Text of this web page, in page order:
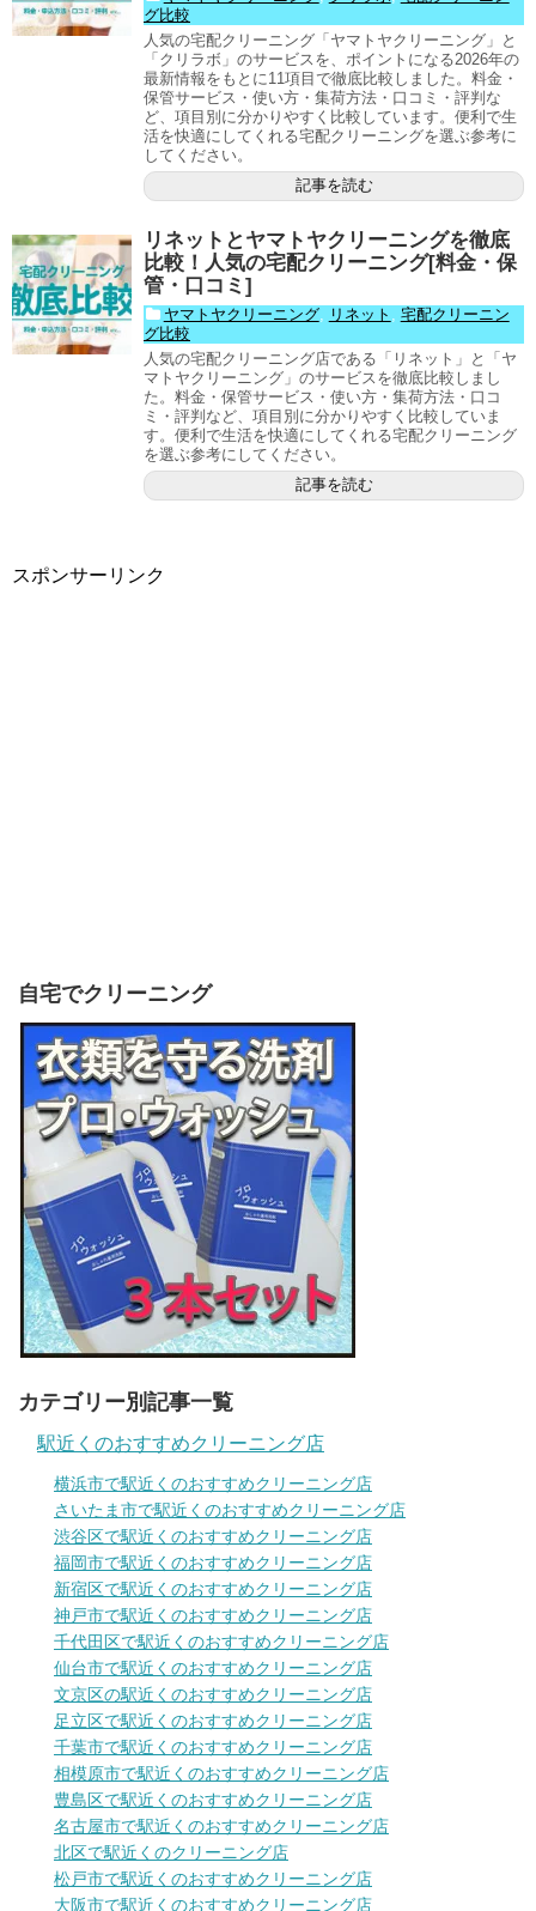
グ比較
人気の宅配クリーニング「ヤマトヤクリーニング」と
「クリラボ」のサービスを、ポイントになる2026年の
最新情報をもとに11項目で徹底比較しました。料金・
保管サービス・使い方・集荷方法・口コミ・評判な
ど、項目別に分かりやすく比較しています。便利で生
活を快適にしてくれる宅配クリーニングを選ぶ参考に
してください。
記事を読む
リネットとヤマトヤクリーニングを徹底
比較！人気の宅配クリーニング[料金・保
管・口コミ]
ヤマトヤクリーニング, リネット , 宅配クリーニン
グ比較
人気の宅配クリーニング店である「リネット」と「ヤ
マトヤクリーニング」のサービスを徹底比較しまし
た。料金・保管サービス・使い方・集荷方法・口コ
ミ・評判など、項目別に分かりやすく比較していま
す。便利で生活を快適にしてくれる宅配クリーニング
を選ぶ参考にしてください。
記事を読む
スポンサーリンク
自宅でクリーニング
カテゴリー別記事一覧
駅近くのおすすめクリーニング店
横浜市で駅近くのおすすめクリーニング店
さいたま市で駅近くのおすすめクリーニング店
渋谷区で駅近くのおすすめクリーニング店
福岡市で駅近くのおすすめクリーニング店
新宿区で駅近くのおすすめクリーニング店
神戸市で駅近くのおすすめクリーニング店
千代田区で駅近くのおすすめクリーニング店
仙台市で駅近くのおすすめクリーニング店
文京区の駅近くのおすすめクリーニング店
足立区で駅近くのおすすめクリーニング店
千葉市で駅近くのおすすめクリーニング店
相模原市で駅近くのおすすめクリーニング店
豊島区で駅近くのおすすめクリーニング店
名古屋市で駅近くのおすすめクリーニング店
北区で駅近くのクリーニング店
松戸市で駅近くのおすすめクリーニング店
大阪市で駅近くのおすすめクリーニング店